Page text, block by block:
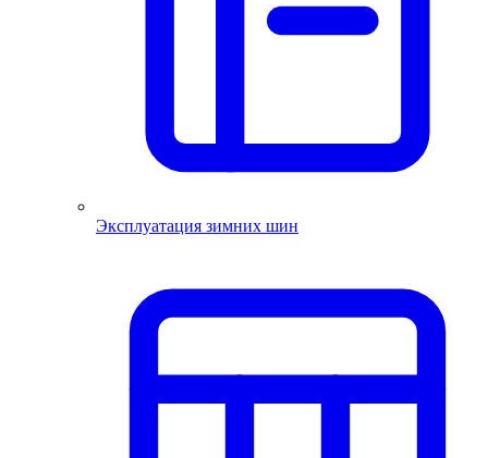
Эксплуатация зимних шин